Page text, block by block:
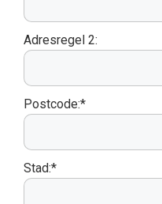
Adresregel 2:
Postcode:*
Stad:*